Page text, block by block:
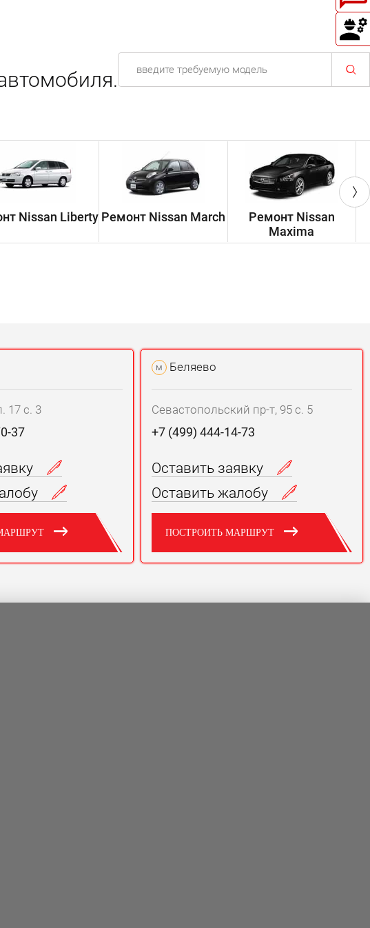
Nissan Liberty Ремонт Nissan March
Ремонт Nissan
Maxima
17 с. 3
37
м Беляево
Севастопольский пр-т, 95 с. 5
+7 (499) 444-14-73
Оставить заявку
Оставить жалобу
ПОСТРОИТЬ МАРШРУТ